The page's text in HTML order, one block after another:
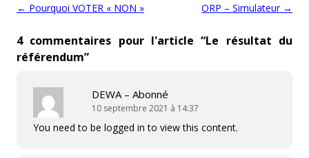
Navigation des articles
← Pourquoi VOTER « NON » ORP – Simulateur →
4 commentaires pour l'article “Le résultat du
référendum”
DEWA – Abonné
10 septembre 2021 à 14:37
You need to be logged in to view this content.